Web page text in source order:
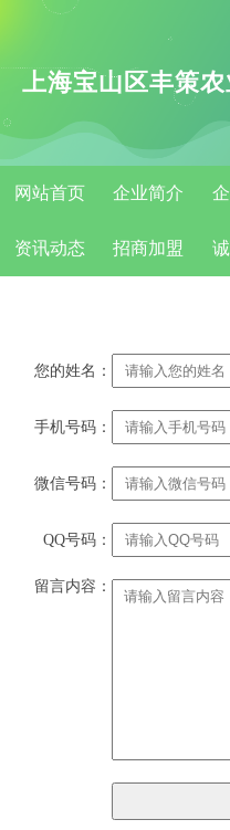
上海宝山区丰策农
网站首页 企业简介
资讯动态 招商加盟
您的姓名：
手机号码：
微信号码：
QQ号码：
留言内容：